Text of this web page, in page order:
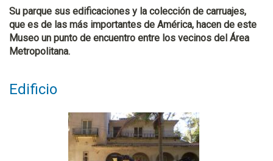
Su parque sus edificaciones y la colección de carruajes,
que es de las más importantes de América, hacen de este
Museo un punto de encuentro entre los vecinos del Área
Metropolitana.
Edificio